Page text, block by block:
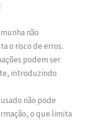
não
o risco de erros.
podem ser
introduzindo
não pode
o que limita